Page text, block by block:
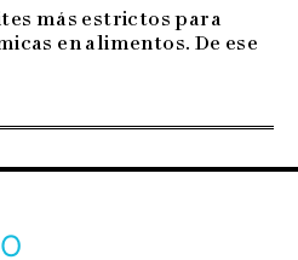
más estrictos para
en alimentos. De ese